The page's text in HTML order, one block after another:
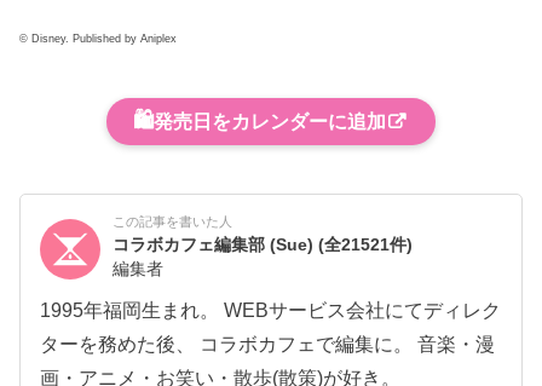
© Disney. Published by Aniplex
🛍️発売日をカレンダーに追加
この記事を書いた人
コラボカフェ編集部 (Sue)(全21521件)
編集者
1995年福岡生まれ。 WEBサービス会社にてディレク
ターを務めた後、 コラボカフェで編集に。 音楽・漫
画・アニメ・お笑い・散歩(散策)が好き。